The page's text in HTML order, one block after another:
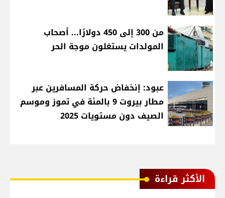
من 300 إلى 450 دولارًا... أصحاب
المولدات يستغلون موجة الحر
عبود: إنخفاض حركة المسافرين عبر
مطار بيروت 9 بالمئة في تموز وموسم
الصيف دون مستويات 2025
الأكثر قراءة